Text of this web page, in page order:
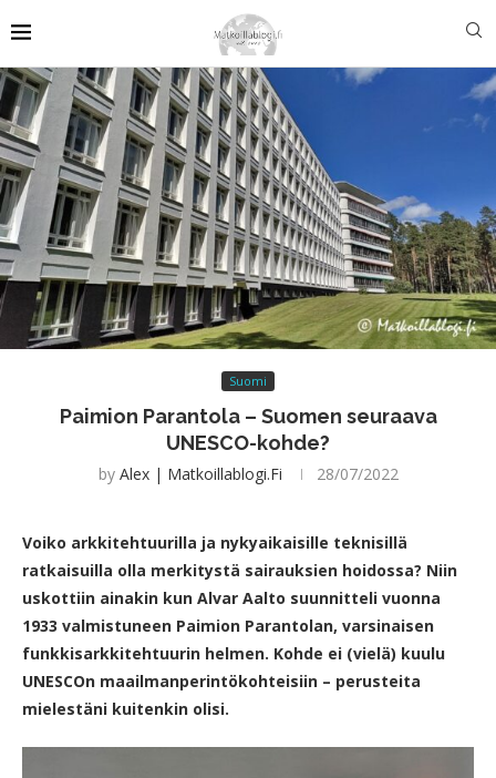
Suomi
Paimion Parantola – Suomen seuraava
UNESCO-kohde?
by Alex | Matkoillablogi.fi 28/07/2022
Voiko arkkitehtuurilla ja nykyaikaisille teknisillä
ratkaisuilla olla merkitystä sairauksien hoidossa? Niin
uskottiin ainakin kun Alvar Aalto suunnitteli vuonna
1933 valmistuneen Paimion Parantolan, varsinaisen
funkkisarkkitehtuurin helmen. Kohde ei (vielä) kuulu
UNESCOn maailmanperintökohteisiin – perusteita
mielestäni kuitenkin olisi.